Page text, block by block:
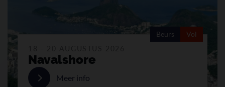
Beurs
Vol
Navalshore
Meer info